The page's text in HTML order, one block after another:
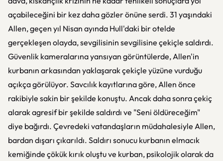
açabileceğini bir kez daha gözler önüne serdi. 31 yaşındaki
Allen, geçen yıl Nisan ayında Hull'daki bir otelde
gerçekleşen olayda, sevgilisinin sevgilisine çekiçle saldırdı.
Güvenlik kameralarına yansıyan görüntülerde, Allen'in
kurbanın arkasından yaklaşarak çekiçle yüzüne vurduğu
açıkça görülüyor. Savcılık kayıtlarına göre, Allen önce
rakibiyle sakin bir şekilde konuştu. Ancak daha sonra çekiç
alarak agresif bir şekilde saldırdı ve "Seni öldüreceğim"
diye bağırdı. Çevredeki vatandaşların müdahalesiyle Allen,
bardan dışarı çıkarıldı. Saldırı sonucu kurbanın elmacık
kemiğinde çökük kırık oluştu ve kurban, psikolojik olarak da